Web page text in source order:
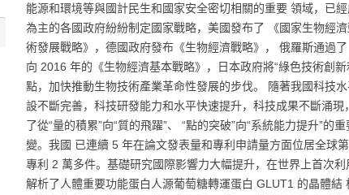
能源和環境等與國計民生和國家安全密切相關的重要 領域，已
為主的各國政府紛紛制定國家戰略，美國發布了 《國家生物經
術發展戰略》，德國政府發布《生物經濟戰略》， 俄羅斯通過
向 2016 年的《生物經濟基本戰略》，日本政府將“綠色技術創
點，加快推動生物技術產業革命性發展的步伐。 隨著我國科技
設不斷完善，科技研發能力和水平快速提升，科技成果不斷涌
了從“量的積累”向“質的飛躍”、 “點的突破”向“系統能力提升”的
變。我國 已連續 5 年在論文發表量和專利申請量方面位居全球
專利 2 萬多件。基礎研究國際影響力大幅提升，在世界上首次
解析了人體重要功能蛋白人源葡萄糖轉運蛋白 GLUT1 的晶體